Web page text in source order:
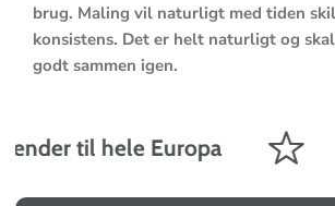
brug. Maling vil naturligt med tiden
konsistens. Det er helt naturligt og
godt sammen igen.
til hele Europa